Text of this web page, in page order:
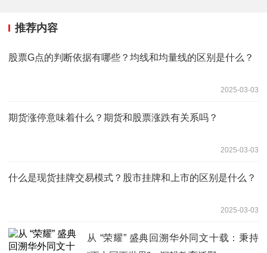
推荐内容
股票G点的判断依据有哪些？均线和均量线的区别是什么？
2025-03-03
期货涨停意味着什么？期货和股票涨跌有关系吗？
2025-03-03
什么是现货挂牌交易模式？股市挂牌和上市的区别是什么？
2025-03-03
从 “荣耀” 盛典回溯华外同文十载：秉持